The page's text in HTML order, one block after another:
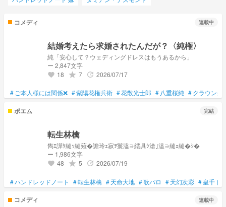
コメディ 連載中
結婚考えたら求婚されたんだが？〈純権〉
純「安心して？ウェディングドレスはもうあるから」
ー 2,847文字
favorite 18 grade 7 update 2026/07/17
#ご本人様には関係❌ #紫陽花権兵衛 #花散光士郎 #八重桜純 #クラウンク
ポエム 完結
転生林檎
雋ｴ譁ｹ縺ｯ縺薙�譫玲ｪ寂ｦ鬟溘∋繧具ｼ滄｣溘∋縺ｪ縺�ｼ�
ー 1,986文字
favorite 48 grade 5 update 2026/07/19
#ハンドレッドノート #転生林檎 #天命大地 #歌パロ #天幻次彩 #皇千ト
コメディ 連載中